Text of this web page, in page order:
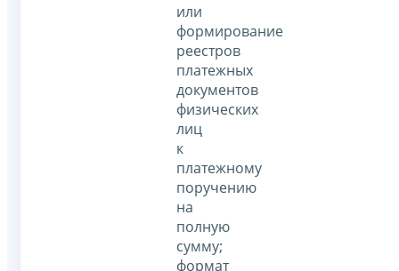
или
формирование
реестров
платежных
документов
физических
лиц
к
платежному
поручению
на
полную
сумму;
формат